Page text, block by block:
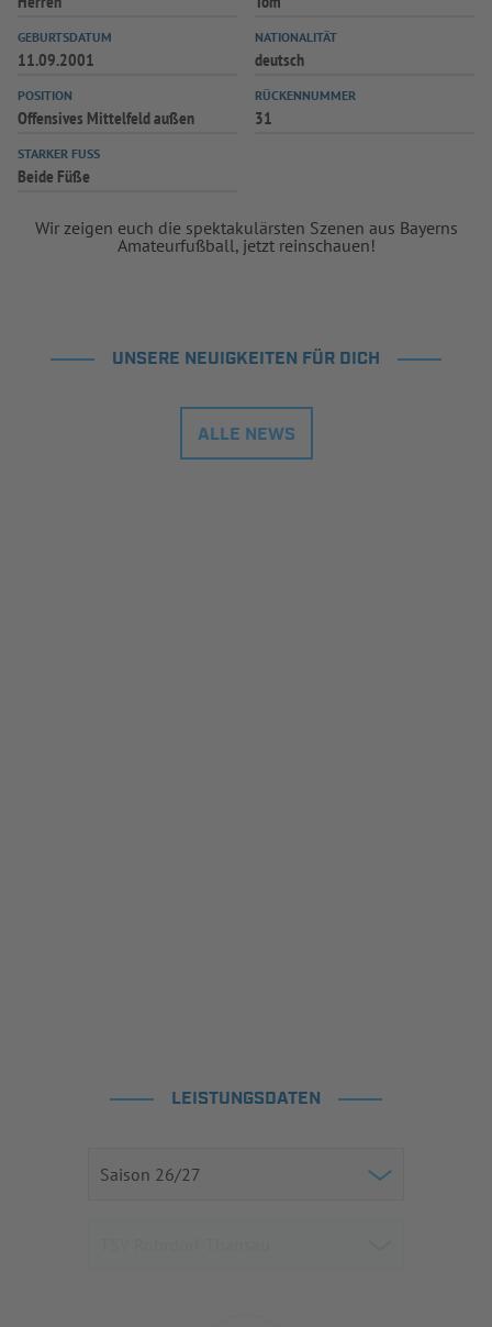
GEBURTSDATUM
11.09.2001
NATIONALITÄT
deutsch
POSITION
Offensives Mittelfeld außen
RÜCKENNUMMER
31
STARKER FUSS
Beide Füße
Wir zeigen euch die spektakulärsten Szenen aus Bayerns
Amateurfußball, jetzt reinschauen!
UNSERE NEUIGKEITEN FÜR DICH
ALLE NEWS
LEISTUNGSDATEN